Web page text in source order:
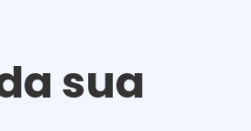
sua